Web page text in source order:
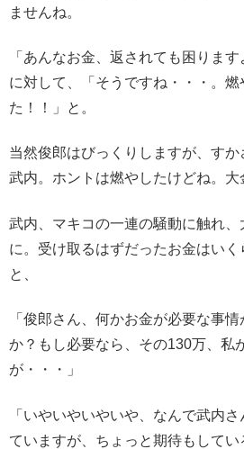
ませんね。
「あんなお金、返されても困りま
に対して、「そうですね・・・。燃
た！！」と。
当然俊郎はびっくりしますが、すか
武内。ホントは燃やしたけどね。大
武内、マキコの一連の騒動に触れ
に。受け取るはずだったお金はいく
と、
「俊郎さん、何かお金が必要な事
か？もし必要なら、その130万、私
が・・・」
「いやいやいやいや、なんで武内
ていますが、ちょっと期待もしてい